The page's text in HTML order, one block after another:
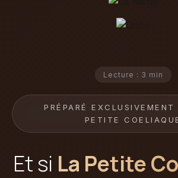
Lecture : 3 min
PRÉPARÉ EXCLUSIVEMENT
PETITE
Et si La Petite